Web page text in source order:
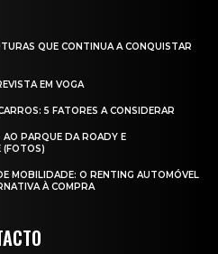
QUE CONTINUA A CONQUISTAR
EM VOGA
5 FATORES A CONSIDERAR
AO PARQUE DA ROADY E
(FOTOS)
MOBILIDADE: O RENTING AUTOMÓVEL
À COMPRA